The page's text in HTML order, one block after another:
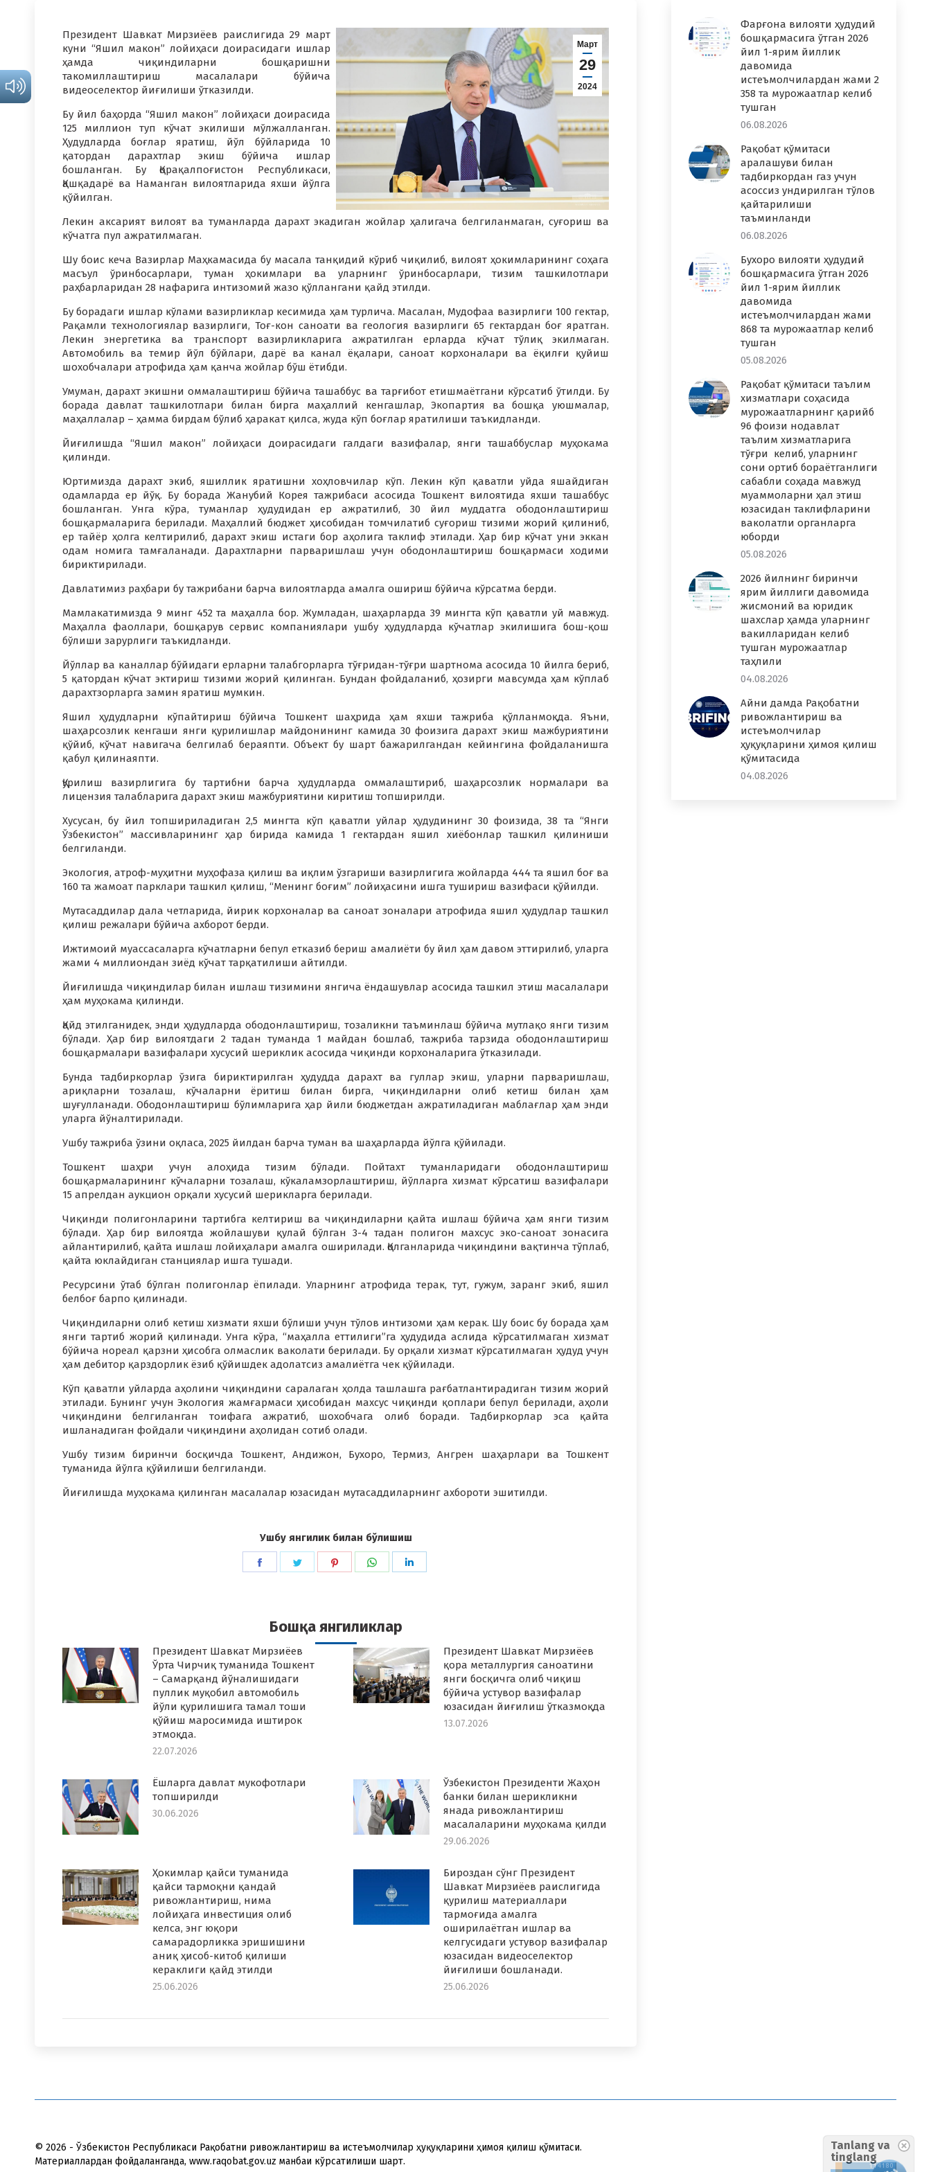
Март
29
2024
Президент Шавкат Мирзиёев раислигида 29 март
куни “Яшил макон” лойиҳаси доирасидаги ишлар
ҳамда чиқиндиларни бошқаришни
такомиллаштириш масалалари бўйича
видеоселектор йиғилиши ўтказилди.
Бу йил баҳорда “Яшил макон” лойиҳаси доирасида
125 миллион туп кўчат экилиши мўлжалланган.
Ҳудудларда боғлар яратиш, йўл бўйларида 10
қатордан дарахтлар экиш бўйича ишлар
бошланган. Бу Қорақалпоғистон Республикаси,
Қашқадарё ва Наманган вилоятларида яхши йўлга
қўйилган.
Лекин аксарият вилоят ва туманларда дарахт экадиган жойлар ҳалигача белгиланмаган, суғориш ва
кўчатга пул ажратилмаган.
Шу боис кеча Вазирлар Маҳкамасида бу масала танқидий кўриб чиқилиб, вилоят ҳокимларининг соҳага
масъул ўринбосарлари, туман ҳокимлари ва уларнинг ўринбосарлари, тизим ташкилотлари
раҳбарларидан 28 нафарига интизомий жазо қўллангани қайд этилди.
Бу борадаги ишлар кўлами вазирликлар кесимида ҳам турлича. Масалан, Мудофаа вазирлиги 100 гектар,
Рақамли технологиялар вазирлиги, Тоғ-кон саноати ва геология вазирлиги 65 гектардан боғ яратган.
Лекин энергетика ва транспорт вазирликларига ажратилган ерларда кўчат тўлиқ экилмаган.
Автомобиль ва темир йўл бўйлари, дарё ва канал ёқалари, саноат корхоналари ва ёқилғи қуйиш
шохобчалари атрофида ҳам қанча жойлар бўш ётибди.
Умуман, дарахт экишни оммалаштириш бўйича ташаббус ва тарғибот етишмаётгани кўрсатиб ўтилди. Бу
борада давлат ташкилотлари билан бирга маҳаллий кенгашлар, Экопартия ва бошқа уюшмалар,
маҳаллалар – ҳамма бирдам бўлиб ҳаракат қилса, жуда кўп боғлар яратилиши таъкидланди.
Йиғилишда “Яшил макон” лойиҳаси доирасидаги галдаги вазифалар, янги ташаббуслар муҳокама
қилинди.
Юртимизда дарахт экиб, яшиллик яратишни хоҳловчилар кўп. Лекин кўп қаватли уйда яшайдиган
одамларда ер йўқ. Бу борада Жанубий Корея тажрибаси асосида Тошкент вилоятида яхши ташаббус
бошланган. Унга кўра, туманлар ҳудудидан ер ажратилиб, 30 йил муддатга ободонлаштириш
бошқармаларига берилади. Маҳаллий бюджет ҳисобидан томчилатиб суғориш тизими жорий қилиниб,
ер тайёр ҳолга келтирилиб, дарахт экиш истаги бор аҳолига таклиф этилади. Ҳар бир кўчат уни эккан
одам номига тамғаланади. Дарахтларни парваришлаш учун ободонлаштириш бошқармаси ходими
бириктирилади.
Давлатимиз раҳбари бу тажрибани барча вилоятларда амалга ошириш бўйича кўрсатма берди.
Мамлакатимизда 9 минг 452 та маҳалла бор. Жумладан, шаҳарларда 39 мингта кўп қаватли уй мавжуд.
Маҳалла фаоллари, бошқарув сервис компаниялари ушбу ҳудудларда кўчатлар экилишига бош-қош
бўлиши зарурлиги таъкидланди.
Йўллар ва каналлар бўйидаги ерларни талабгорларга тўғридан-тўғри шартнома асосида 10 йилга бериб,
5 қатордан кўчат эктириш тизими жорий қилинган. Бундан фойдаланиб, ҳозирги мавсумда ҳам кўплаб
дарахтзорларга замин яратиш мумкин.
Яшил ҳудудларни кўпайтириш бўйича Тошкент шаҳрида ҳам яхши тажриба қўлланмоқда. Яъни,
шаҳарсозлик кенгаши янги қурилишлар майдонининг камида 30 фоизига дарахт экиш мажбуриятини
қўйиб, кўчат навигача белгилаб бераяпти. Объект бу шарт бажарилгандан кейингина фойдаланишга
қабул қилинаяпти.
Қурилиш вазирлигига бу тартибни барча ҳудудларда оммалаштириб, шаҳарсозлик нормалари ва
лицензия талабларига дарахт экиш мажбуриятини киритиш топширилди.
Хусусан, бу йил топшириладиган 2,5 мингта кўп қаватли уйлар ҳудудининг 30 фоизида, 38 та “Янги
Ўзбекистон” массивларининг ҳар бирида камида 1 гектардан яшил хиёбонлар ташкил қилиниши
белгиланди.
Экология, атроф-муҳитни муҳофаза қилиш ва иқлим ўзгариши вазирлигига жойларда 444 та яшил боғ ва
160 та жамоат парклари ташкил қилиш, “Менинг боғим” лойиҳасини ишга тушириш вазифаси қўйилди.
Мутасаддилар дала четларида, йирик корхоналар ва саноат зоналари атрофида яшил ҳудудлар ташкил
қилиш режалари бўйича ахборот берди.
Ижтимоий муассасаларга кўчатларни бепул етказиб бериш амалиёти бу йил ҳам давом эттирилиб, уларга
жами 4 миллиондан зиёд кўчат тарқатилиши айтилди.
Йиғилишда чиқиндилар билан ишлаш тизимини янгича ёндашувлар асосида ташкил этиш масалалари
ҳам муҳокама қилинди.
Қайд этилганидек, энди ҳудудларда ободонлаштириш, тозаликни таъминлаш бўйича мутлақо янги тизим
бўлади. Ҳар бир вилоятдаги 2 тадан туманда 1 майдан бошлаб, тажриба тарзида ободонлаштириш
бошқармалари вазифалари хусусий шериклик асосида чиқинди корхоналарига ўтказилади.
Бунда тадбиркорлар ўзига бириктирилган ҳудудда дарахт ва гуллар экиш, уларни парваришлаш,
ариқларни тозалаш, кўчаларни ёритиш билан бирга, чиқиндиларни олиб кетиш билан ҳам
шуғулланади. Ободонлаштириш бўлимларига ҳар йили бюджетдан ажратиладиган маблағлар ҳам энди
уларга йўналтирилади.
Ушбу тажриба ўзини оқласа, 2025 йилдан барча туман ва шаҳарларда йўлга қўйилади.
Тошкент шаҳри учун алоҳида тизим бўлади. Пойтахт туманларидаги ободонлаштириш
бошқармаларининг кўчаларни тозалаш, кўкаламзорлаштириш, йўлларга хизмат кўрсатиш вазифалари
15 апрелдан аукцион орқали хусусий шерикларга берилади.
Чиқинди полигонларини тартибга келтириш ва чиқиндиларни қайта ишлаш бўйича ҳам янги тизим
бўлади. Ҳар бир вилоятда жойлашуви қулай бўлган 3-4 тадан полигон махсус эко-саноат зонасига
айлантирилиб, қайта ишлаш лойиҳалари амалга оширилади. Қолганларида чиқиндини вақтинча тўплаб,
қайта юклайдиган станциялар ишга тушади.
Ресурсини ўтаб бўлган полигонлар ёпилади. Уларнинг атрофида терак, тут, гужум, заранг экиб, яшил
белбоғ барпо қилинади.
Чиқиндиларни олиб кетиш хизмати яхши бўлиши учун тўлов интизоми ҳам керак. Шу боис бу борада ҳам
янги тартиб жорий қилинади. Унга кўра, “маҳалла еттилиги”га ҳудудида аслида кўрсатилмаган хизмат
бўйича нореал қарзни ҳисобга олмаслик ваколати берилади. Бу орқали хизмат кўрсатилмаган ҳудуд учун
ҳам дебитор қарздорлик ёзиб қўйишдек адолатсиз амалиётга чек қўйилади.
Кўп қаватли уйларда аҳолини чиқиндини саралаган ҳолда ташлашга рағбатлантирадиган тизим жорий
этилади. Бунинг учун Экология жамғармаси ҳисобидан махсус чиқинди қоплари бепул берилади, аҳоли
чиқиндини белгиланган тоифага ажратиб, шохобчага олиб боради. Тадбиркорлар эса қайта
ишланадиган фойдали чиқиндини аҳолидан сотиб олади.
Ушбу тизим биринчи босқичда Тошкент, Андижон, Бухоро, Термиз, Ангрен шаҳарлари ва Тошкент
туманида йўлга қўйилиши белгиланди.
Йиғилишда муҳокама қилинган масалалар юзасидан мутасаддиларнинг ахбороти эшитилди.
Ушбу янгилик билан бўлишиш
Share
Share
Share
Share
Бошқа янгиликлар
Президент Шавкат Мирзиёев
Ўрта Чирчиқ туманида Тошкент
– Самарқанд йўналишидаги
пуллик муқобил автомобиль
йўли қурилишига тамал тоши
қўйиш маросимида иштирок
этмоқда.
22.07.2026
Президент Шавкат Мирзиёев
қора металлургия саноатини
янги босқичга олиб чиқиш
бўйича устувор вазифалар
юзасидан йиғилиш ўтказмоқда
13.07.2026
Ёшларга давлат мукофотлари
топширилди
30.06.2026
Ўзбекистон Президенти Жаҳон
банки билан шерикликни
янада ривожлантириш
масалаларини муҳокама қилди
29.06.2026
Ҳокимлар қайси туманида
қайси тармоқни қандай
ривожлантириш, нима
лойиҳага инвестиция олиб
келса, энг юқори
самарадорликка эришишини
аниқ ҳисоб-китоб қилиши
кераклиги қайд этилди
25.06.2026
Бироздан сўнг Президент
Шавкат Мирзиёев раислигида
қурилиш материаллари
тармоғида амалга
оширилаётган ишлар ва
келгусидаги устувор вазифалар
юзасидан видеоселектор
йиғилиши бошланади.
25.06.2026
Фарғона вилояти ҳудудий
бошқармасига ўтган 2026
йил 1-ярим йиллик
давомида
истеъмолчилардан жами 2
358 та мурожаатлар келиб
тушган
06.08.2026
Рақобат қўмитаси
аралашуви билан
тадбиркордан газ учун
асоссиз ундирилган тўлов
қайтарилиши
таъминланди
06.08.2026
Бухоро вилояти ҳудудий
бошқармасига ўтган 2026
йил 1-ярим йиллик
давомида
истеъмолчилардан жами
868 та мурожаатлар келиб
тушган
05.08.2026
Рақобат қўмитаси таълим
хизматлари соҳасида
мурожаатларнинг қарийб
96 фоизи нодавлат
таълим хизматларига
тўғри келиб, уларнинг
сони ортиб бораётганлиги
сабабли соҳада мавжуд
муаммоларни ҳал этиш
юзасидан таклифларини
ваколатли органларга
юборди
05.08.2026
2026 йилнинг биринчи
ярим йиллиги давомида
жисмоний ва юридик
шахслар ҳамда уларнинг
вакилларидан келиб
тушган мурожаатлар
таҳлили
04.08.2026
Айни дамда Рақобатни
ривожлантириш ва
истеъмолчилар
ҳуқуқларини ҳимоя қилиш
қўмитасида
04.08.2026
© 2026 - Ўзбекистон Республикаси Рақобатни ривожлантириш ва истеъмолчилар ҳуқуқларини ҳимоя қилиш қўмитаси.
Материаллардан фойдаланганда, www.raqobat.gov.uz манбаи кўрсатилиши шарт.
Tanlang va
tinglang